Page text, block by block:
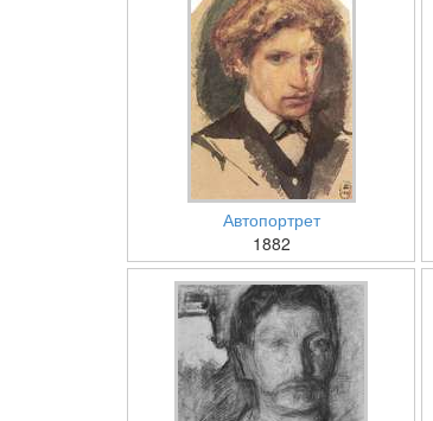
Автопортрет
1882